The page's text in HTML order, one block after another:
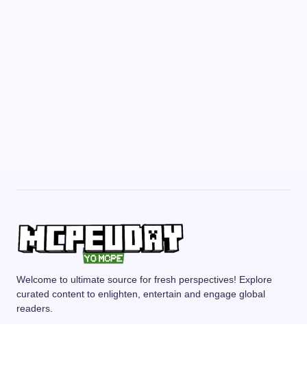
Welcome to ultimate source for fresh perspectives! Explore
curated content to enlighten, entertain and engage global
readers.